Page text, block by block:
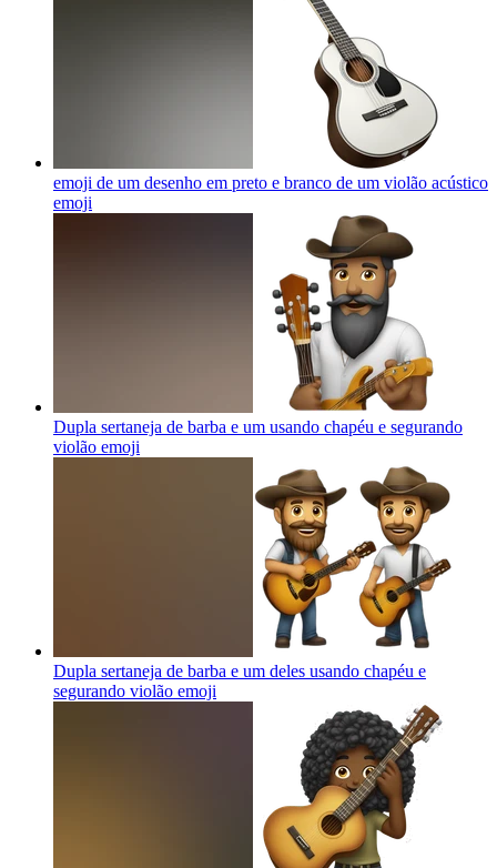
emoji de um desenho em preto e branco de um violão acústico
emoji
Dupla sertaneja de barba e um usando chapéu e segurando
violão emoji
Dupla sertaneja de barba e um deles usando chapéu e
segurando violão emoji